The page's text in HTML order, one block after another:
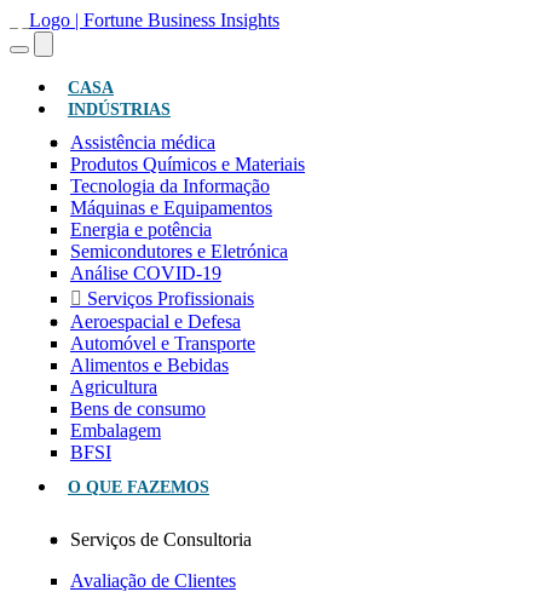
CASA
INDÚSTRIAS
Assistência médica
Produtos Químicos e Materiais
Tecnologia da Informação
Máquinas e Equipamentos
Energia e potência
Semicondutores e Eletrónica
Análise COVID-19
Serviços Profissionais
Aeroespacial e Defesa
Automóvel e Transporte
Alimentos e Bebidas
Agricultura
Bens de consumo
Embalagem
BFSI
O QUE FAZEMOS
Serviços de Consultoria
Avaliação de Clientes